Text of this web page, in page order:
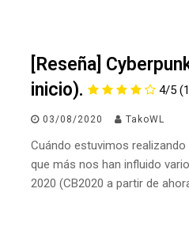
[Reseña]
inicio).
4/5
03/08/2020 TakoWL
Cuándo estuvimos
que más nos han influido
2020 (CB2020 a partir de